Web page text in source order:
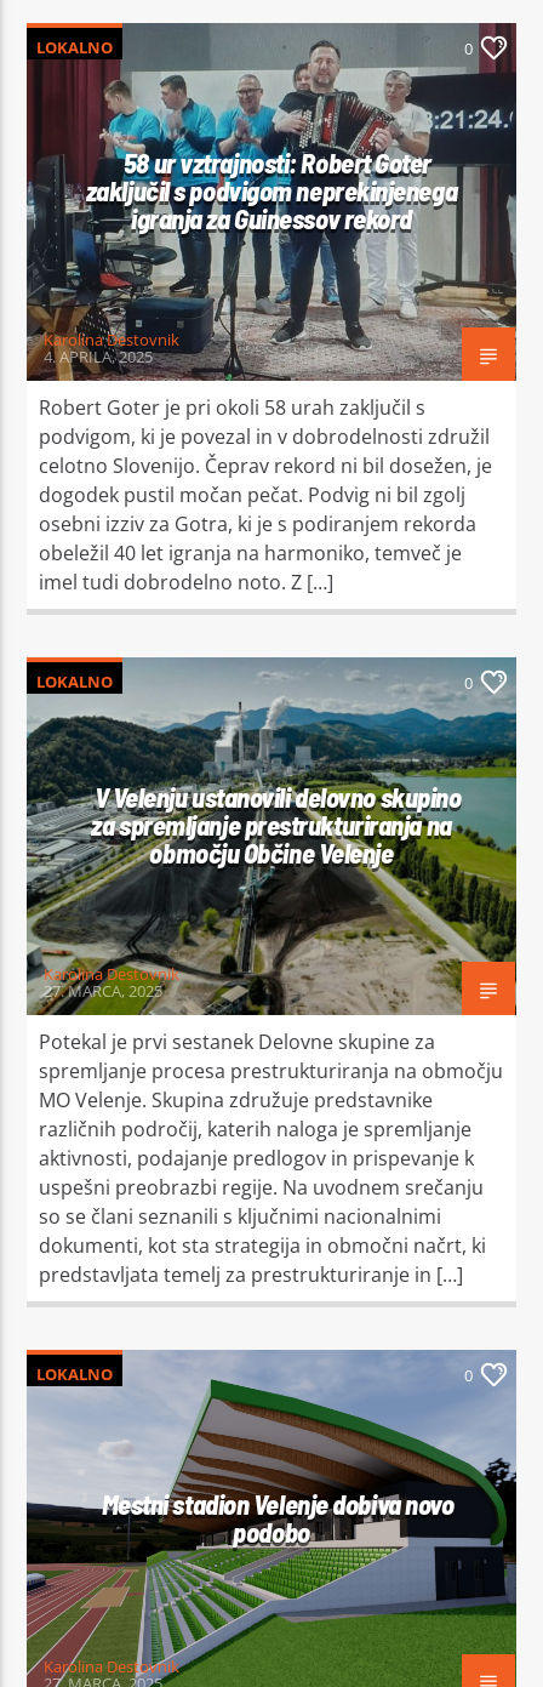
LOKALNO 0
58 ur vztrajnosti: Robert Goter
zaključil s podvigom neprekinjenega
igranja za Guinessov rekord
Karolina Destovnik
4. APRILA, 2025
Robert Goter je pri okoli 58 urah zaključil s
podvigom, ki je povezal in v dobrodelnosti združil
celotno Slovenijo. Čeprav rekord ni bil dosežen, je
dogodek pustil močan pečat. Podvig ni bil zgolj
osebni izziv za Gotra, ki je s podiranjem rekorda
obeležil 40 let igranja na harmoniko, temveč je
imel tudi dobrodelno noto. Z […]
LOKALNO 0
V Velenju ustanovili delovno skupino
za spremljanje prestrukturiranja na
območju Občine Velenje
Karolina Destovnik
27. MARCA, 2025
Potekal je prvi sestanek Delovne skupine za
spremljanje procesa prestrukturiranja na območju
MO Velenje. Skupina združuje predstavnike
različnih področij, katerih naloga je spremljanje
aktivnosti, podajanje predlogov in prispevanje k
uspešni preobrazbi regije. Na uvodnem srečanju
so se člani seznanili s ključnimi nacionalnimi
dokumenti, kot sta strategija in območni načrt, ki
predstavljata temelj za prestrukturiranje in […]
LOKALNO 0
Mestni stadion Velenje dobiva novo
podobo
Karolina Destovnik